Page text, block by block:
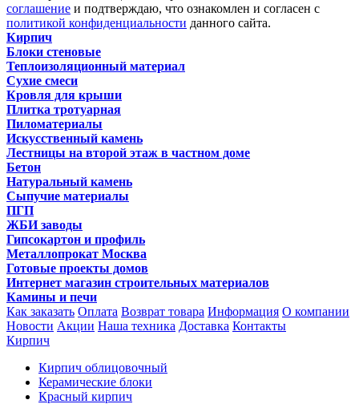
соглашение и подтверждаю, что ознакомлен и согласен с
политикой конфиденциальности данного сайта.
Кирпич
Блоки стеновые
Теплоизоляционный материал
Сухие смеси
Кровля для крыши
Плитка тротуарная
Пиломатериалы
Искусственный камень
Лестницы на второй этаж в частном доме
Бетон
Натуральный камень
Сыпучие материалы
ПГП
ЖБИ заводы
Гипсокартон и профиль
Металлопрокат Москва
Готовые проекты домов
Интернет магазин строительных материалов
Камины и печи
Как заказать Оплата Возврат товара Информация О компании
Новости Акции Наша техника Доставка Контакты
Кирпич
Кирпич облицовочный
Керамические блоки
Красный кирпич